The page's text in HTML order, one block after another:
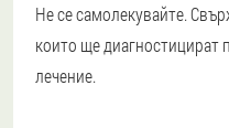
Не се самолекувайте.
които ще
лечение.